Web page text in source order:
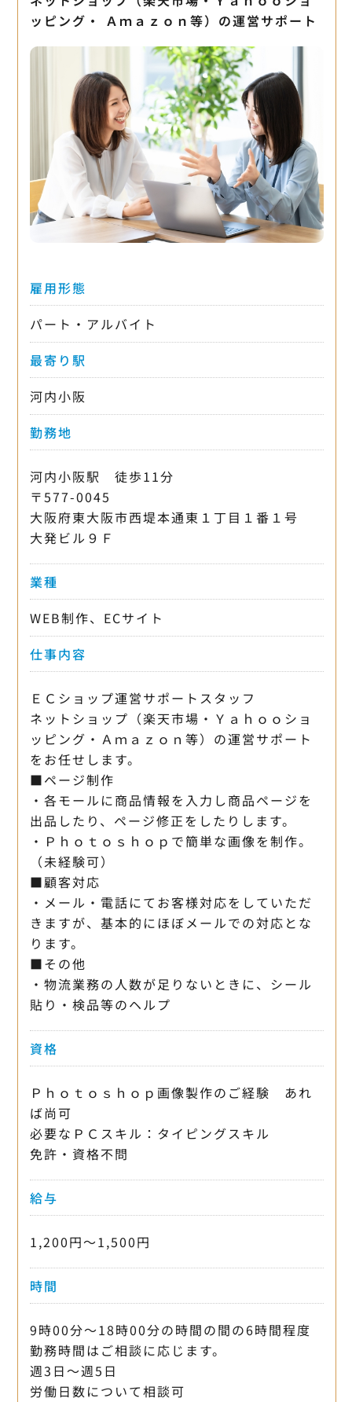
ッピング・ Ａｍａｚｏｎ等）の運営サポート
雇用形態
パート・アルバイト
最寄り駅
河内小阪
勤務地
河内小阪駅 徒歩11分
〒577-0045
大阪府東大阪市西堤本通東１丁目１番１号
大発ビル９Ｆ
業種
WEB制作、ECサイト
仕事内容
ＥＣショップ運営サポートスタッフ
ネットショップ（楽天市場・Ｙａｈｏｏショ
ッピング・Ａｍａｚｏｎ等）の運営サポート
をお任せします。
■ページ制作
・各モールに商品情報を入力し商品ページを
出品したり、ページ修正をしたりします。
・Ｐｈｏｔｏｓｈｏｐで簡単な画像を制作。
（未経験可）
■顧客対応
・メール・電話にてお客様対応をしていただ
きますが、基本的にほぼメールでの対応とな
ります。
■その他
・物流業務の人数が足りないときに、シール
貼り・検品等のヘルプ
資格
Ｐｈｏｔｏｓｈｏｐ画像製作のご経験 あれ
ば尚可
必要なＰＣスキル：タイピングスキル
免許・資格不問
給与
1,200円〜1,500円
時間
9時00分〜18時00分の時間の間の6時間程度
勤務時間はご相談に応じます。
週3日〜週5日
労働日数について相談可